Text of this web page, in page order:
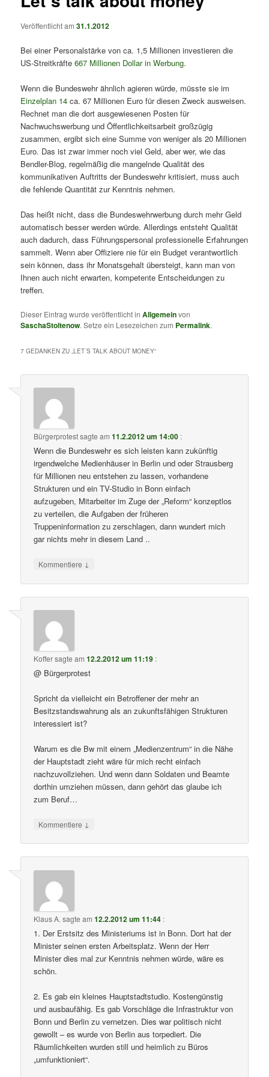
Veröffentlicht am31.1.2012
Bei einer Personalstärke von ca. 1,5 Millionen investieren die
US-Streitkräfte667 Millionen Dollar in Werbung.
Wenn die Bundeswehr ähnlich agieren würde, müsste sie im
Einzelplan 14 ca. 67 Millionen Euro für diesen Zweck ausweisen.
Rechnet man die dort ausgewiesenen Posten für
Nachwuchswerbung und Öffentlichkeitsarbeit großzügig
zusammen, ergibt sich eine Summe von weniger als 20 Millionen
Euro. Das ist zwar immer noch viel Geld, aber wer, wie das
Bendler-Blog, regelmäßig die mangelnde Qualität des
kommunikativen Auftritts der Bundeswehr kritisiert, muss auch
die fehlende Quantität zur Kenntnis nehmen.
Das heißt nicht, dass die Bundeswehrwerbung durch mehr Geld
automatisch besser werden würde. Allerdings entsteht Qualität
auch dadurch, dass Führungspersonal professionelle Erfahrungen
sammelt. Wenn aber Offiziere nie für ein Budget verantwortlich
sein können, dass ihr Monatsgehalt übersteigt, kann man von
Ihnen auch nicht erwarten, kompetente Entscheidungen zu
treffen.
Dieser Eintrag wurde veröffentlicht inAllgemeinvon
SaschaStoltenow. Setze ein Lesezeichen zum Permalink.
7 GEDANKEN ZU „LET´S TALK ABOUT MONEY“
Bürgerprotestsagte am11.2.2012 um 14:00 :
Wenn die Bundeswehr es sich leisten kann zukünftig
irgendwelche Medienhäuser in Berlin und oder Strausberg
für Millionen neu entstehen zu lassen, vorhandene
Strukturen und ein TV-Studio in Bonn einfach
aufzugeben, Mitarbeiter im Zuge der „Reform“ konzeptlos
zu verteilen, die Aufgaben der früheren
Truppeninformation zu zerschlagen, dann wundert mich
gar nichts mehr in diesem Land ..
Kommentiere ↓
Koffersagte am12.2.2012 um 11:19 :
@ Bürgerprotest
Spricht da vielleicht ein Betroffener der mehr an
Besitzstandswahrung als an zukunftsfähigen Strukturen
interessiert ist?
Warum es die Bw mit einem „Medienzentrum“ in die Nähe
der Hauptstadt zieht wäre für mich recht einfach
nachzuvollziehen. Und wenn dann Soldaten und Beamte
dorthin umziehen müssen, dann gehört das glaube ich
zum Beruf…
Kommentiere ↓
Klaus A. sagte am12.2.2012 um 11:44 :
1. Der Erstsitz des Ministeriums ist in Bonn. Dort hat der
Minister seinen ersten Arbeitsplatz. Wenn der Herr
Minister dies mal zur Kenntnis nehmen würde, wäre es
schön.
2. Es gab ein kleines Hauptstadtstudio. Kostengünstig
und ausbaufähig. Es gab Vorschläge die Infrastruktur von
Bonn und Berlin zu vernetzen. Dies war politisch nicht
gewollt – es wurde von Berlin aus torpediert. Die
Räumlichkeiten wurden still und heimlich zu Büros
„umfunktioniert“.